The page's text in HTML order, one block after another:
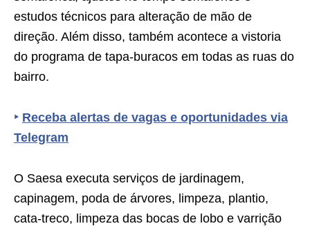
estudos técnicos para alteração de mão de
direção. Além disso, também acontece a vistoria
do programa de tapa-buracos em todas as ruas do
bairro.
‣ Receba alertas de vagas e oportunidades via
Telegram
O Saesa executa serviços de jardinagem,
capinagem, poda de árvores, limpeza, plantio,
cata-treco, limpeza das bocas de lobo e varrição